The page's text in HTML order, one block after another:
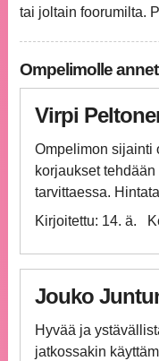
tai joltain foorumilta.
Ompelimolle
Virpi
Ompelimon sijainti
korjaukset
tarvittaessa.
Kirjoitettu: 14. ä
Jouko
Hyvää ja
jatkossakin